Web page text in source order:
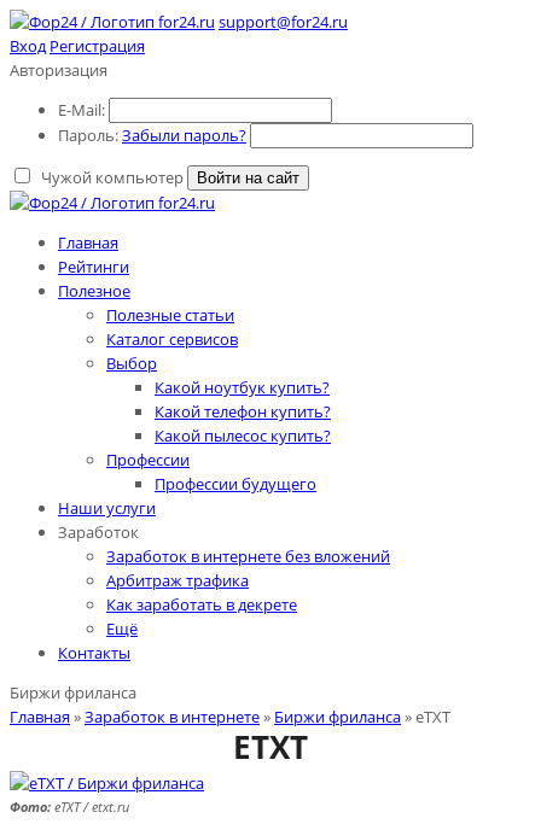
support@for24.ru
Вход Регистрация
Авторизация
E-Mail:
Пароль:Забыли пароль?
Чужой компьютер
Войти на сайт
Главная
Рейтинги
Полезное
Полезные статьи
Каталог сервисов
Выбор
Какой ноутбук купить?
Какой телефон купить?
Какой пылесос купить?
Профессии
Профессии будущего
Наши услуги
Заработок
Заработок в интернете без вложений
Арбитраж трафика
Как заработать в декрете
Ещё
Контакты
Биржи фриланса
Главная»Заработок в интернете» Биржи фриланса» eTXT
ETXT
Фото: eTXT / etxt.ru